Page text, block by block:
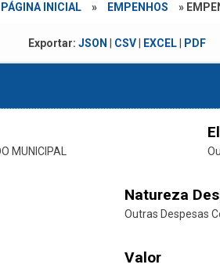
PÁGINA INICIAL » EMPENHOS »
Exportar: JSON CSV| EXCEL| PDF
MUNICIPAL
Natureza
Outras Despesas
Valor